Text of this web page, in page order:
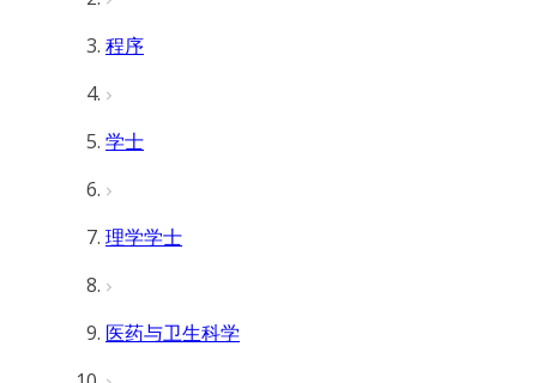
程序
学士
理学学士
医药与卫生科学